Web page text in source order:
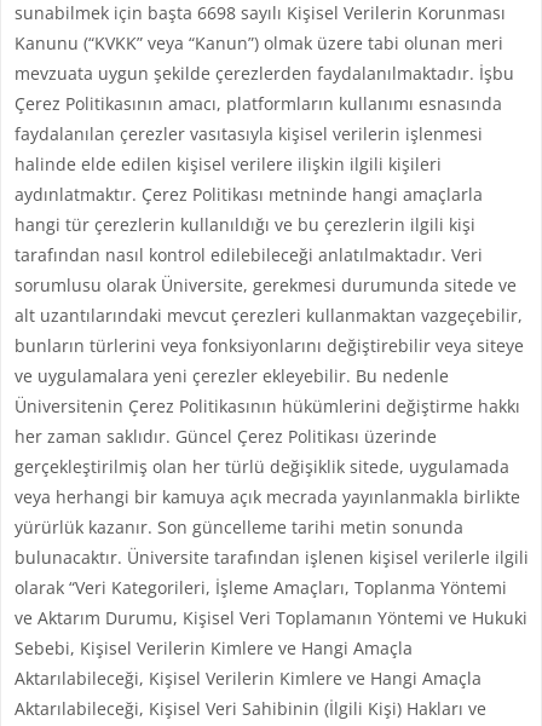
sunabilmek için başta 6698 sayılı Kişisel Verilerin Korunması
Kanunu (“KVKK” veya “Kanun”) olmak üzere tabi olunan meri
mevzuata uygun şekilde çerezlerden faydalanılmaktadır. İşbu
Çerez Politikasının amacı, platformların kullanımı esnasında
faydalanılan çerezler vasıtasıyla kişisel verilerin işlenmesi
halinde elde edilen kişisel verilere ilişkin ilgili kişileri
aydınlatmaktır. Çerez Politikası metninde hangi amaçlarla
hangi tür çerezlerin kullanıldığı ve bu çerezlerin ilgili kişi
tarafından nasıl kontrol edilebileceği anlatılmaktadır. Veri
sorumlusu olarak Üniversite, gerekmesi durumunda sitede ve
alt uzantılarındaki mevcut çerezleri kullanmaktan vazgeçebilir,
bunların türlerini veya fonksiyonlarını değiştirebilir veya siteye
ve uygulamalara yeni çerezler ekleyebilir. Bu nedenle
Üniversitenin Çerez Politikasının hükümlerini değiştirme hakkı
her zaman saklıdır. Güncel Çerez Politikası üzerinde
gerçekleştirilmiş olan her türlü değişiklik sitede, uygulamada
veya herhangi bir kamuya açık mecrada yayınlanmakla birlikte
yürürlük kazanır. Son güncelleme tarihi metin sonunda
bulunacaktır. Üniversite tarafından işlenen kişisel verilerle ilgili
olarak “Veri Kategorileri, İşleme Amaçları, Toplanma Yöntemi
ve Aktarım Durumu, Kişisel Veri Toplamanın Yöntemi ve Hukuki
Sebebi, Kişisel Verilerin Kimlere ve Hangi Amaçla
Aktarılabileceği, Kişisel Verilerin Kimlere ve Hangi Amaçla
Aktarılabileceği, Kişisel Veri Sahibinin (İlgili Kişi) Hakları ve